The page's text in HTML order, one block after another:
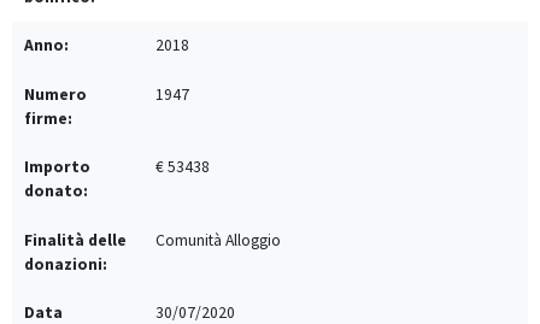
2018
1947
€ 53438
Comunità Alloggio
30/07/2020